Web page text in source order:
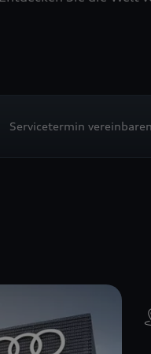
Servicetermin vereinbaren